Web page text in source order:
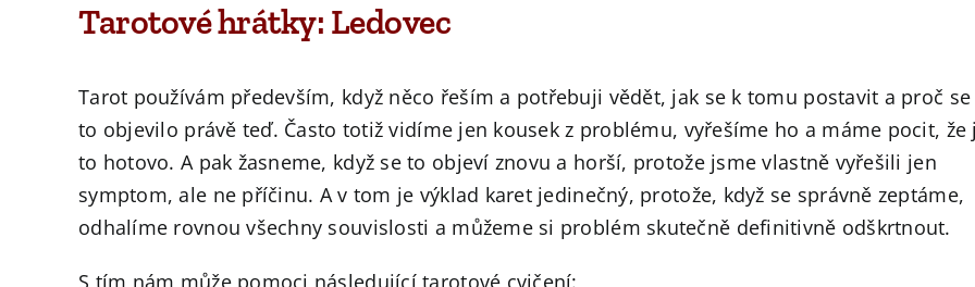
Tarotové hrátky: Ledovec
Tarot používám především, když něco řeším a potřebuji vědět, jak se k tomu postavit a proč se
to objevilo právě teď. Často totiž vidíme jen kousek z problému, vyřešíme ho a máme pocit, že
to hotovo. A pak žasneme, když se to objeví znovu a horší, protože jsme vlastně vyřešili jen
symptom, ale ne příčinu. A v tom je výklad karet jedinečný, protože, když se správně zeptáme,
odhalíme rovnou všechny souvislosti a můžeme si problém skutečně definitivně odškrtnout.
S tím nám může pomoci následující tarotové cvičení: